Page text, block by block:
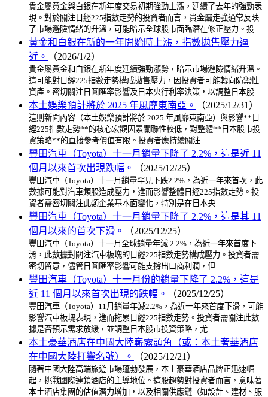
貴金屬黃金與白銀在新年度交易初期強勁上漲，延續了去年的強勁表
現。對於關注日經225指數走勢的投資者而言，貴金屬走強通常反映
了市場避險情緒的升溫，可能暗示全球股市面臨潛在修正壓力。投
黃金和白銀在新的一年開始時上漲，指數拋售壓力逼
近。
（2026/1/2）
貴金屬黃金和白銀在新年度延續強勁漲勢，暗示市場避險情緒升溫。
這可能對日經225指數走勢構成拋售壓力，因投資者可能轉向防禦性
資產。密切關注日圓匯率影響及日本央行利率決策，以調整日本股
本土娛樂預計將於 2025 年風靡東南亞。 （2025/12/31）
這則新聞內容（本土娛樂預計將於 2025 年風靡東南亞）與影響**日
經225指數走勢**的核心宏觀因素關聯性較低，對整體**日本股市投
資策略**的直接參考價值有限。投資者應持續關注
豐田汽車（Toyota）十一月銷量下降了 2.2%，這是近 11
個月以來首次出現跌幅。
（2025/12/25）
豐田汽車（Toyota）十一月銷量罕見下跌2.2%，為近一年來首次，此
數據可能對汽車類股造成壓力，進而影響整體日經225指數走勢。投
資者需密切關注此類企業基本面變化，特別是在日本央
豐田汽車（Toyota）十一月銷量下降了 2.2%，這是其 11
個月以來的首次下滑。
（2025/12/25）
豐田汽車（Toyota）十一月全球銷量年減 2.2%，為近一年來首度下
滑，此數據對關注汽車板塊的日經225指數走勢構成壓力。投資者需
密切留意，儘管日圓匯率影響可能支撐出口商利潤，但
豐田汽車（Toyota）十一月份的銷量下降了 2.2%，這是
近 11 個月以來首次出現的跌幅。
（2025/12/25）
豐田汽車（Toyota）11月銷量年減2.2%，為近一年來首度下滑，可能
影響汽車板塊表現，進而拖累日經225指數走勢。投資者需關注此數
據是否預示需求放緩，並調整日本股市投資策略，尤
本土豪華酒店在中國大陸嶄露頭角（或：本土奢華酒店
在中國大陸打響名號）。
（2025/12/21）
隨著中國大陸高端旅遊市場蓬勃發展，本土豪華酒店品牌正迅速崛
起，挑戰國際連鎖酒店的主導地位。這股趨勢對投資者而言，意味著
本土酒店集團的估值潛力增加，以及相關供應鏈（如設計、建材、服